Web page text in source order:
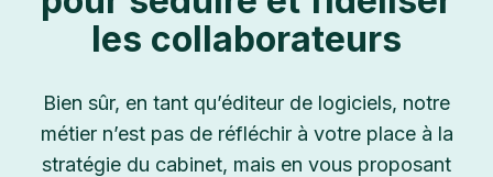
les collaborateurs
Bien sûr, en tant qu’éditeur de logiciels, notre
métier n’est pas de réfléchir à votre place à la
stratégie du cabinet, mais en vous proposant